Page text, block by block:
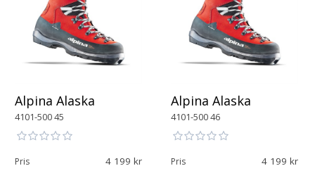
Alpina Alaska
4101-500 45
Pris 4 199
Alpina Alaska
4101-500 46
Pris 4 199